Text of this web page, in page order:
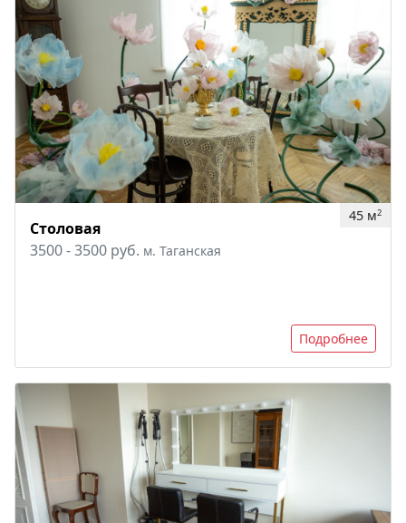
45 м2
Столовая
3500 - 3500 руб. м. Таганская
Подробнее